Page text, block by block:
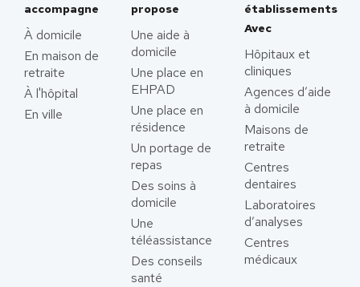
accompagne
À domicile
En maison de
retraite
À l'hôpital
En ville
propose
Une aide à
domicile
Une place en
EHPAD
Une place en
résidence
Un portage de
repas
Des soins à
domicile
Une
téléassistance
Des conseils
santé
établissements
Avec
Hôpitaux et
cliniques
Agences d’aide
à domicile
Maisons de
retraite
Centres
dentaires
Laboratoires
d’analyses
Centres
médicaux